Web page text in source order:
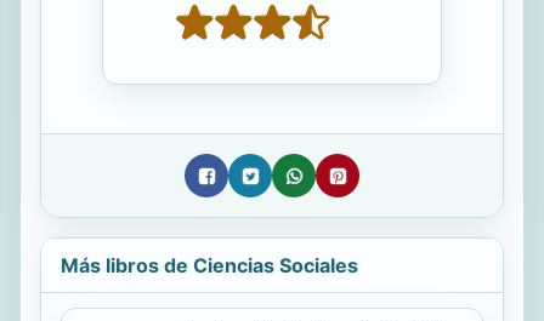
Más libros de Ciencias Sociales